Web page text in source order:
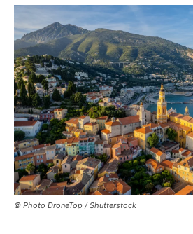
© Photo DroneTop / Shutterstock